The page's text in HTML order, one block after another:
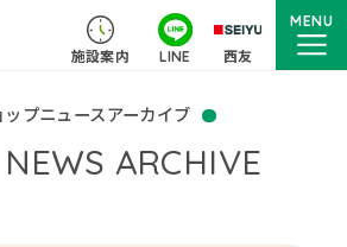
施設案内 LINE 西友
MENU
ップニュースアーカイブ
NEWS ARCHIVE